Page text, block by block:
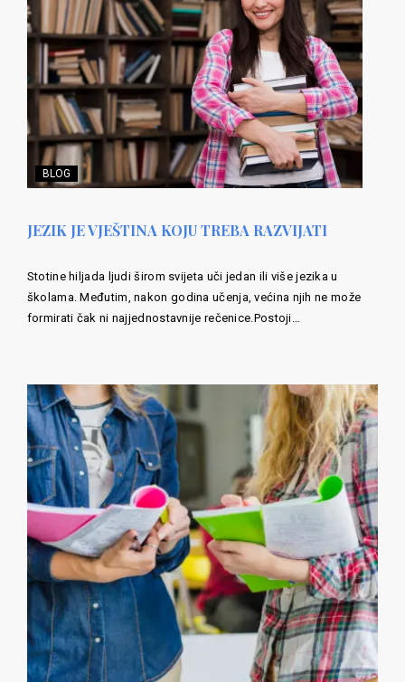
BLOG
JEZIK JE VJEŠTINA KOJU TREBA RAZVIJATI
Stotine hiljada ljudi širom svijeta uči jedan ili više jezika u
školama. Međutim, nakon godina učenja, većina njih ne može
formirati čak ni najjednostavnije rečenice.Postoji…